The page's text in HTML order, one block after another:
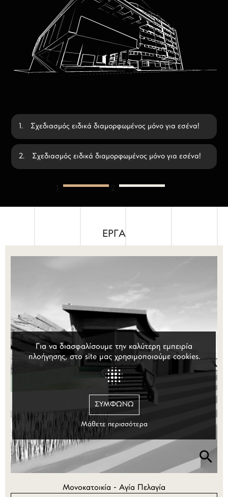
Για να διασφαλίσουμε την καλύτερη εμπειρία
πλοήγησης, στο site μας χρησιμοποιούμε cookies.
ΣΥΜΦΩΝΏ
Μάθετε περισσότερα
Σχεδιασμός ειδικά διαμορφωμένος μόνο για εσένα!
Σχεδιασμός ειδικά διαμορφωμένος μόνο για εσένα!
ΕΡΓΑ
Μονοκατοικία - Αγία Πελαγία